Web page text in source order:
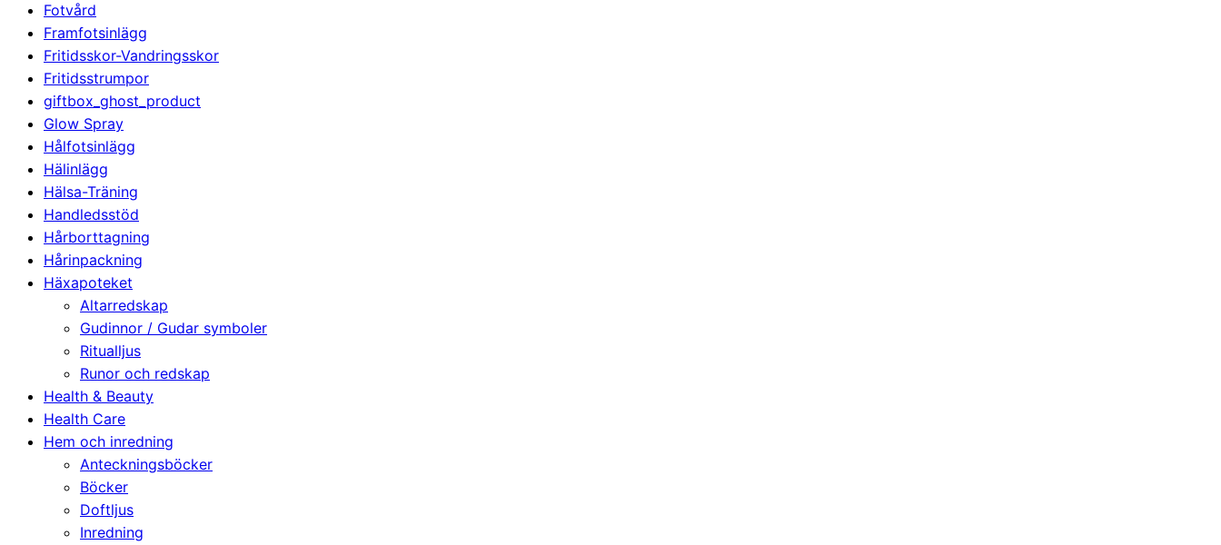
Fotvård
Framfotsinlägg
Fritidsskor-Vandringsskor
Fritidsstrumpor
giftbox_ghost_product
Glow Spray
Hålfotsinlägg
Hälinlägg
Hälsa-Träning
Handledsstöd
Hårborttagning
Hårinpackning
Häxapoteket
Altarredskap
Gudinnor / Gudar symboler
Ritualljus
Runor och redskap
Health & Beauty
Health Care
Hem och inredning
Anteckningsböcker
Böcker
Doftljus
Inredning